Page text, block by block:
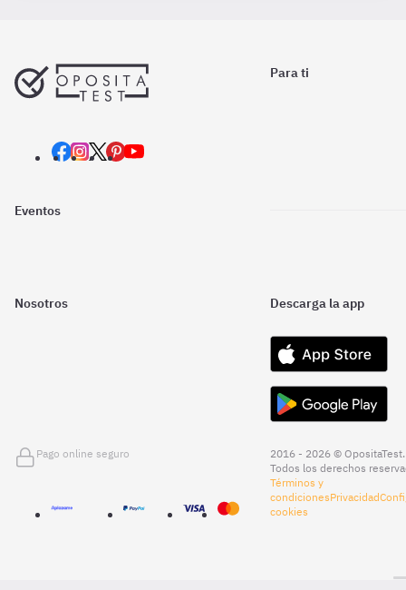
Para ti
Eventos
Nosotros Descarga la app
Pago online seguro
2016 - 2026 © OpositaTest.
Todos los derechos
Términos y
condicionesPrivacidad
cookies